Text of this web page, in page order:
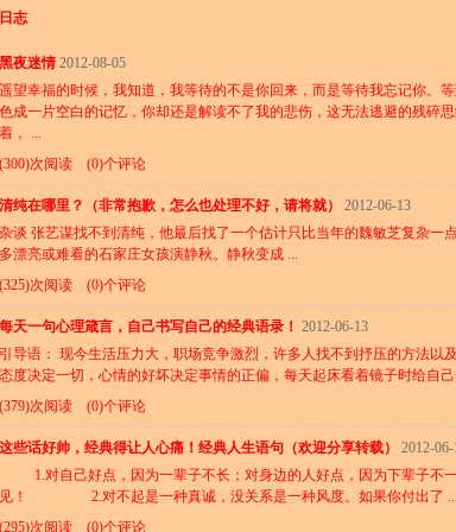
日志
黑夜迷情 2012-08-05
遥望幸福的时候，我知道，我等待的不是你回来，而是等待我忘记你。
色成一片空白的记忆，你却还是解读不了我的悲伤，这无法逃避的残碎
着， ...
(300)次阅读 | (0)个评论
清纯在哪里？（非常抱歉，怎么也处理不好，请将就）
2012-06-13
杂谈 张艺谋找不到清纯，他最后找了一个估计只比当年的魏敏芝复杂一
多漂亮或难看的石家庄女孩演静秋。静秋变成 ...
(325)次阅读 | (0)个评论
每天一句心理箴言，自己书写自己的经典语录！ 2012-06-13
引导语： 现今生活压力大，职场竞争激烈，许多人找不到抒压的方法以
态度决定一切，心情的好坏决定事情的正偏，每天起床看着镜子时给自己
(379)次阅读 | (0)个评论
这些话好帅，经典得让人心痛！经典人生语句（欢迎分享转载）
2012-06-
1.对自己好点，因为一辈子不长；对身边的人好点，因为下辈子不
见！ 2.对不起是一种真诚，没关系是一种风度。如果你付出了 ...
(295)次阅读 | (0)个评论